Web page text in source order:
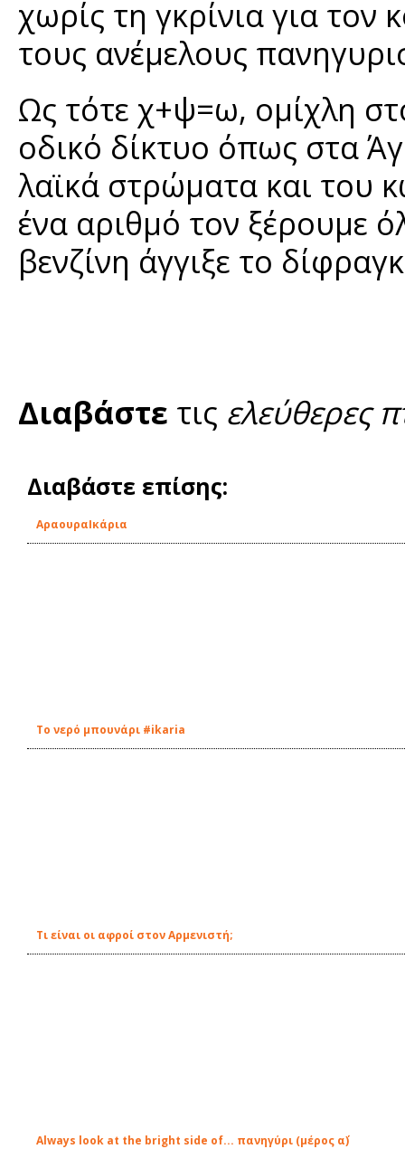
χωρίς τη γκρίνια για
τους ανέμελους
Ως τότε χ+ψ=ω, ομίχλη
οδικό δίκτυο όπως στα
λαϊκά στρώματα και του
ένα αριθμό τον ξέρουμε
βενζίνη άγγιξε το
Διαβάστε τις ελεύθερες
Διαβάστε επίσης:
ΑραουραIκάρια
Tο νερό μπουνάρι #ikaria
Τι είναι οι αφροί στον Αρμενιστή;
Always look at the bright side of... πανηγύρι (μέρος α΄)